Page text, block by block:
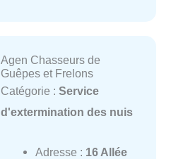
Agen Chasseurs de
Guêpes et Frelons
Catégorie : Service
d'extermination des nuis
Adresse : 16 Allée